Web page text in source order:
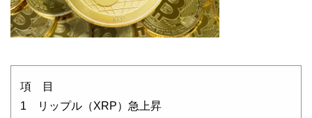
項 目
1 リップル（XRP）急上昇